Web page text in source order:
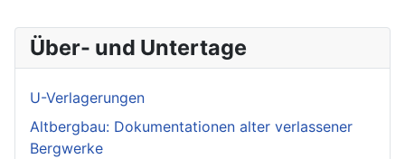
Über- und Untertage
U-Verlagerungen
Altbergbau: Dokumentationen alter verlassener
Bergwerke